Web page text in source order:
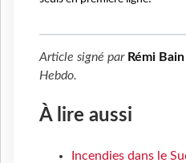
Article signé par Rémi
Hebdo.
À lire aussi
Incendies dans le